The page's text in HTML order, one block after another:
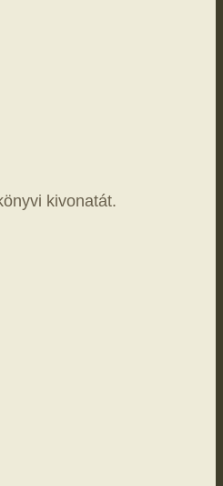
kivonatát.